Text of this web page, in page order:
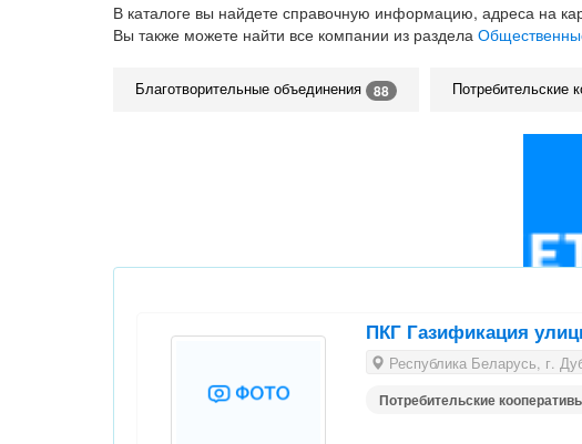
В каталоге вы найдете справочную информацию, адреса на
Вы также можете найти все компании из раздела
Благотворительные объединения 88 Потребительские
ПКГ Газификация
Республика Беларусь, г.
Потребительские